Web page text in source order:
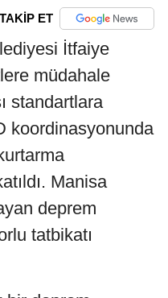
TAKİP ET
İtfaiye
müdahale
standartlara
koordinasyonunda
Manisa
deprem
tatbikatı